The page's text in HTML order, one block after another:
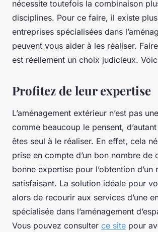
nécessite toutefois la combinaison
disciplines. Pour ce faire, il existe
entreprises spécialisées dans
peuvent vous aider à les réaliser.
est réellement un choix judicieux.
Profitez de leur expertise
L’aménagement extérieur n’est pas
comme beaucoup le pensent,
êtes seul à le réaliser. En effet, cela
prise en compte d’un bon nombre de
bonne expertise pour l’obtention d’un
satisfaisant. La solution idéale pour
alors de recourir aux services d’une
spécialisée dans l’aménagement
Vous pouvez consulter ce site pour